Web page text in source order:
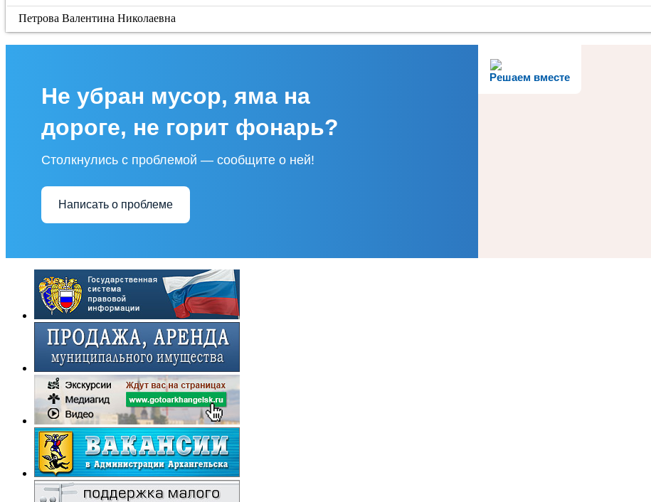
Петрова Валентина Николаевна
Решаем вместе
Не убран мусор, яма на
дороге, не горит фонарь?
Столкнулись с проблемой — сообщите о ней!
Написать о проблеме